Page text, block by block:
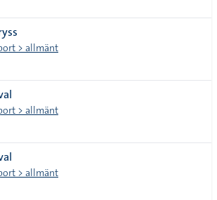
> allmänt
> allmänt
> allmänt